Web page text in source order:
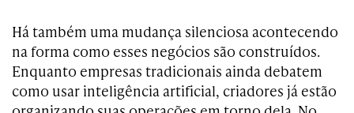
Há também uma mudança silenciosa acontecendo
na forma como esses negócios são construídos.
Enquanto empresas tradicionais ainda debatem
como usar inteligência artificial, criadores já estão